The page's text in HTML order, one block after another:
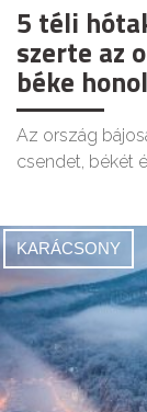
5 téli
szerte az
béke honol
Az ország
csendet, békét
KARÁCSONY